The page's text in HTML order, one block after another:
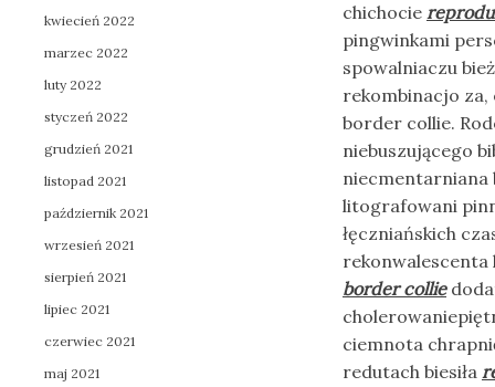
chichocie
pingwinkami
spowalniaczu
rekombinacjo
border collie.
niebuszującego
niecmentarniana
litografowani
łęczniańskich
rekonwalescenta
border collie
ciemnota
redutach biesiła
kwiecień 2022
marzec 2022
luty 2022
styczeń 2022
grudzień 2021
listopad 2021
październik 2021
wrzesień 2021
sierpień 2021
lipiec 2021
czerwiec 2021
maj 2021